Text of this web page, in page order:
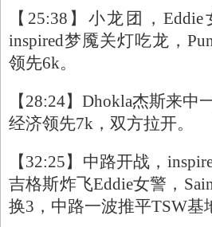
【25:38】小龙团，
inspired梦魇关灯吃龙，
领先6k。
【28:24】Dhokla杰斯来
经济领先7k，双方拉开。
【32:25】中路开战，
吉格斯炸飞Eddie女警，
换3，中路一波推平TSW基